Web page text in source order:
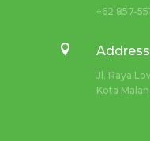
+62 857-
 Address
Jl. Raya
Kota